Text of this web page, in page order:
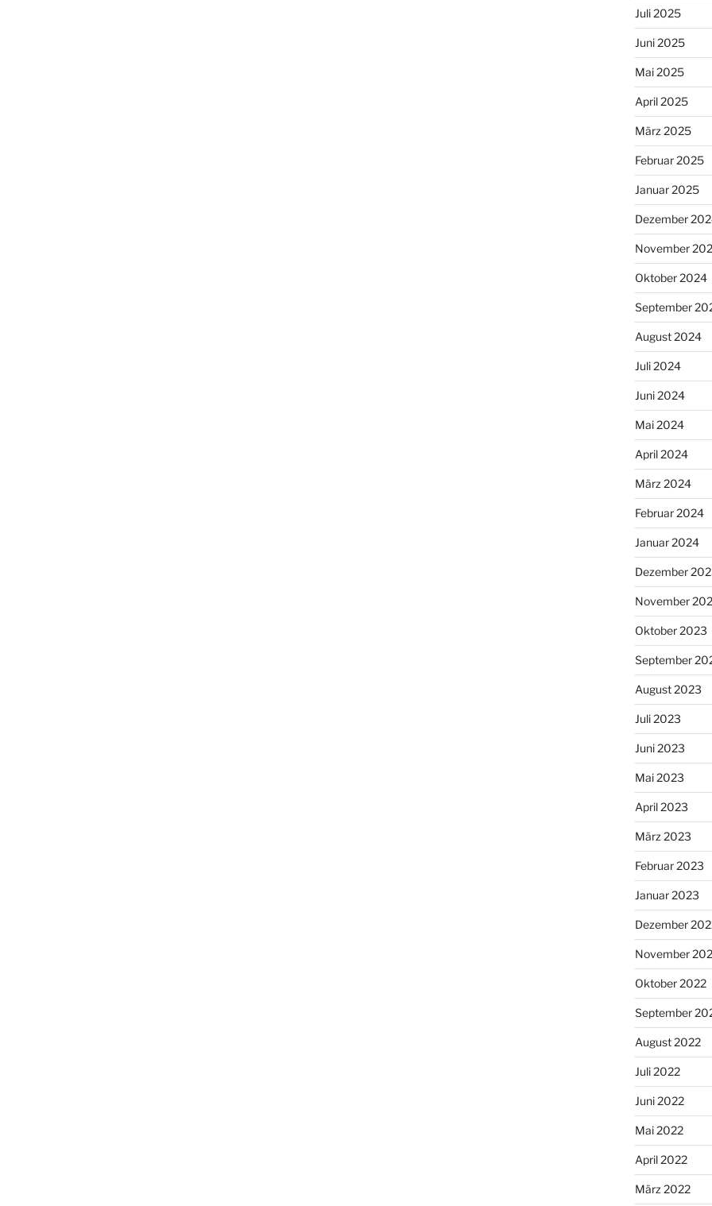
Juli 2025
Juni 2025
Mai 2025
April 2025
März 2025
Februar 2025
Januar 2025
Dezember
November
Oktober 2024
September
August 2024
Juli 2024
Juni 2024
Mai 2024
April 2024
März 2024
Februar 2024
Januar 2024
Dezember
November
Oktober 2023
September
August 2023
Juli 2023
Juni 2023
Mai 2023
April 2023
März 2023
Februar 2023
Januar 2023
Dezember
November
Oktober 2022
September
August 2022
Juli 2022
Juni 2022
Mai 2022
April 2022
März 2022